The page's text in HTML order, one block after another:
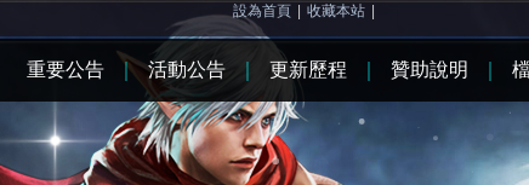
設為首頁 收藏本站